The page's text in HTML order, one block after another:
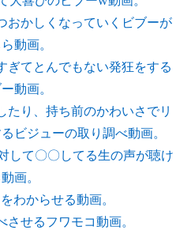
おかしくなっていくビブーが
動画。
ぎてとんでもない発狂をする
動画。
たり、持ち前のかわいさでリ
ビジューの取り調べ動画。
して〇〇してる生の声が聴け
画。
わからせる動画。
させるフワモコ動画。